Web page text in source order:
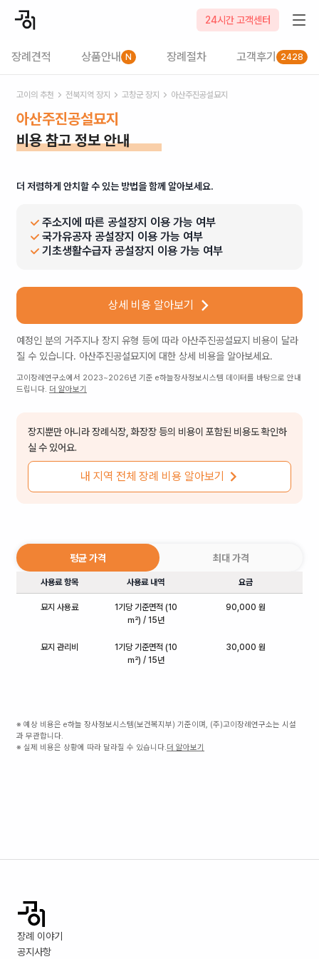
24시간 고객센터
장례견적 상품안내 N 장례절차 고객후기 2428
고이의 추천 전북지역 장지 고창군 장지 아산주진공설묘지
아산주진공설묘지
비용 참고 정보 안내
더 저렴하게 안치할 수 있는 방법을 함께 알아보세요.
주소지에 따른 공설장지 이용 가능 여부
국가유공자 공설장지 이용 가능 여부
기초생활수급자 공설장지 이용 가능 여부
상세 비용 알아보기
예정인 분의 거주지나 장지 유형 등에 따라 아산주진공설묘지 비용이 달라
질 수 있습니다. 아산주진공설묘지 에 대한 상세 비용을 알아보세요.
고이장례연구소에서 2023~2026년 기준 e하늘장사정보시스템 데이터를 바탕으로 안내
드립니다. 더 알아보기
장지뿐만 아니라 장례식장, 화장장 등의 비용이 포함된 비용도 확인하
실 수 있어요.
내 지역 전체 장례 비용 알아보기
평균 가격 최대 가격
사용료 항목 사용료 내역 요금
묘지 사용료
1기당 기준면적 (10
㎡) / 15년
90,000 원
묘지 관리비
1기당 기준면적 (10
㎡) / 15년
30,000 원
※ 예상 비용은 e하늘 장사정보시스템(보건복지부) 기준이며, (주)고이장례연구소는 시설
과 무관합니다.
※ 실제 비용은 상황에 따라 달라질 수 있습니다.더 알아보기
장례 이야기
공지사항